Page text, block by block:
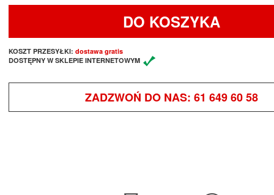
DO KOSZYKA
KOSZT PRZESYŁKI: dostawa gratis
DOSTĘPNY W SKLEPIE INTERNETOWYM
ZADZWOŃ DO NAS: 61 649 60 58